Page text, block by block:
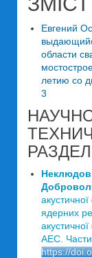
Евгений
области
летию со
3
РАЗДЕЛ
Неклюдов
акустичної
ядерних
акустичної
АЕС.
https://